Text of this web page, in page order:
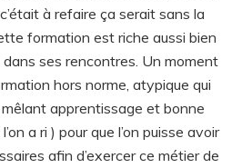
hors norme, atypique qui
apprentissage et bonne
a ri ) pour que l’on puisse avoir
afin d’exercer ce métier de
pur bonheur donc si vous hésitez
foncez. Moi j’ai hâte d’être aux
de Jérôme de cette fin d’année